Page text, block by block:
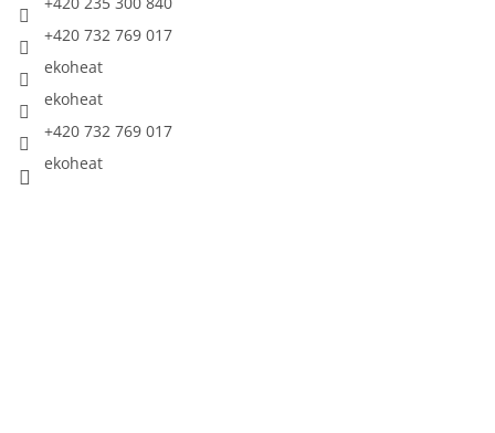
+420 732 769 017
ekoheat
ekoheat
+420 732 769 017
ekoheat